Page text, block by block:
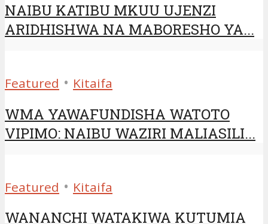
NAIBU KATIBU MKUU UJENZI
ARIDHISHWA NA MABORESHO YA...
Featured • Kitaifa
WMA YAWAFUNDISHA WATOTO
VIPIMO: NAIBU WAZIRI MALIASILI...
Featured • Kitaifa
WANANCHI WATAKIWA KUTUMIA